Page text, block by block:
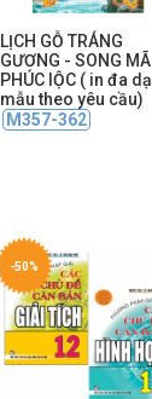
LỊCH GỖ TRÁNG
GƯƠNG - SONG MÃ
PHÚC lỘC ( in đa
mẫu theo yêu cầu)
M357-362
-50%